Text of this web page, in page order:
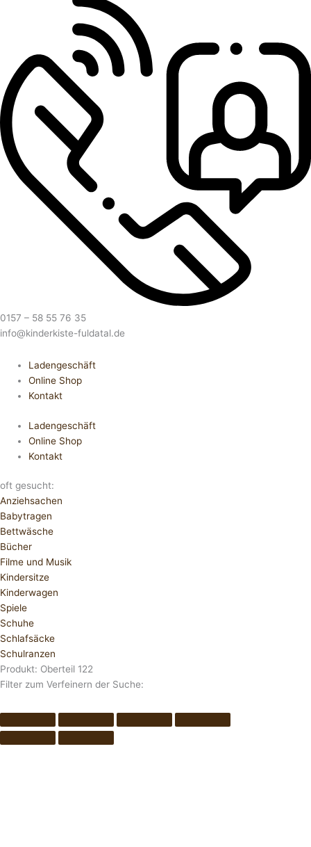
0157 – 58 55 76 35
info@kinderkiste-fuldatal.de
Ladengeschäft
Online Shop
Kontakt
Ladengeschäft
Online Shop
Kontakt
oft gesucht:
Anziehsachen
Babytragen
Bettwäsche
Bücher
Filme und Musik
Kindersitze
Kinderwagen
Spiele
Schuhe
Schlafsäcke
Schulranzen
Produkt: Oberteil 122
Filter zum Verfeinern der Suche: